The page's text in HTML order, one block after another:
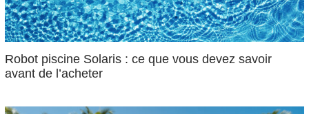
Robot piscine Solaris : ce que vous devez savoir
avant de l’acheter